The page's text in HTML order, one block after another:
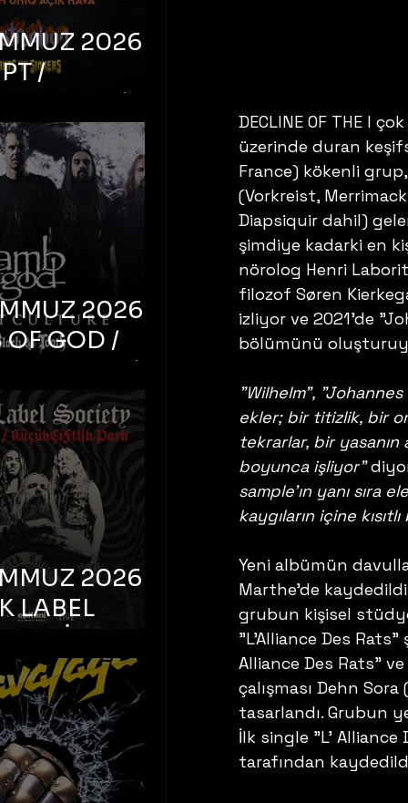
DECLINE OF THE I
üzerinde duran
France) kökenli
(Vorkreist,
Diapsiquir dahil)
şimdiye kadarki en
nörolog Henri
filozof Søren
izliyor ve 2021'de
bölümünü
"Wilhelm",
ekler; bir titizlik, bir
tekrarlar, bir yasanın
boyunca işliyor"
sample'ın yanı sıra
kaygıların içine
Yeni albümün
Marthe'de
grubun kişisel
"L'Alliance Des
Alliance Des Rats"
çalışması Dehn
tasarlandı. Grubun
İlk single "L' Alliance
tarafından
2026 –
/
/
‘N’
– İstanbul,
Uniq
2026 –
OF GOD /
CULTURE /
TOOTH –
Bonus
2026 –
LABEL
– İstanbul,
Park